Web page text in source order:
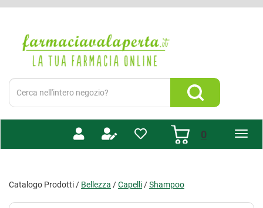
principale
Valaperta
Cerca
Prodotto
Cerca Prodotto
0prodotti
Catalogo Prodotti / Bellezza /Capelli /Shampoo